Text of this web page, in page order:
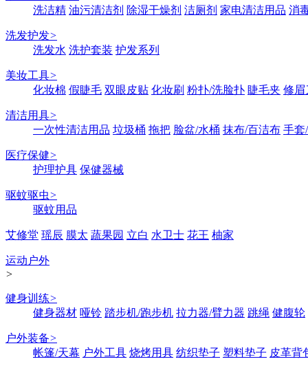
洗洁精 油污清洁剂 除湿干燥剂 洁厕剂 家电清洁用品 消
洗发护发>
洗发水 洗护套装 护发系列
美妆工具>
化妆棉 假睫毛 双眼皮贴 化妆刷 粉扑/洗脸扑 睫毛夹 修眉
清洁用具>
一次性清洁用品 垃圾桶 拖把 脸盆/水桶 抹布/百洁布 手套
医疗保健>
护理护具 保健器械
驱蚊驱虫>
驱蚊用品
艾修堂 瑶辰 膜太 蔬果园 立白 水卫士 花王 柚家
运动户外
>
健身训练>
健身器材 哑铃 踏步机/跑步机 拉力器/臂力器 跳绳 健腹轮
户外装备>
帐篷/天幕 户外工具 烧烤用具 纺织垫子 塑料垫子 皮革背